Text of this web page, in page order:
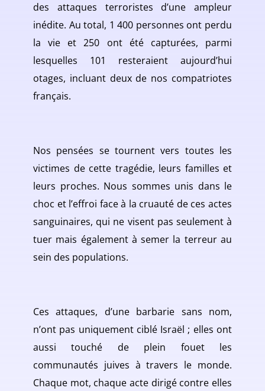
des attaques terroristes d’une ampleur
inédite. Au total, 1 400 personnes ont perdu
la vie et 250 ont été capturées, parmi
lesquelles 101 resteraient aujourd’hui
otages, incluant deux de nos compatriotes
français.
Nos pensées se tournent vers toutes les
victimes de cette tragédie, leurs familles et
leurs proches. Nous sommes unis dans le
choc et l’effroi face à la cruauté de ces actes
sanguinaires, qui ne visent pas seulement à
tuer mais également à semer la terreur au
sein des populations.
Ces attaques, d’une barbarie sans nom,
n’ont pas uniquement ciblé Israël ; elles ont
aussi touché de plein fouet les
communautés juives à travers le monde.
Chaque mot, chaque acte dirigé contre elles